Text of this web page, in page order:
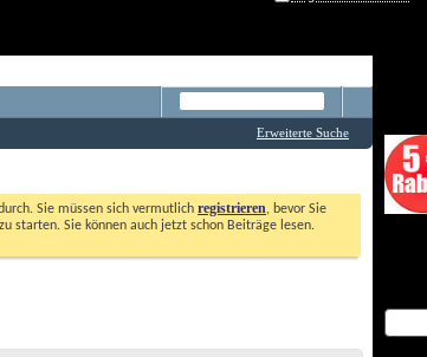
Erweiterte Suche
Sie müssen sich vermutlich registrieren, bevor Sie
starten. Sie können auch jetzt schon Beiträge lesen.